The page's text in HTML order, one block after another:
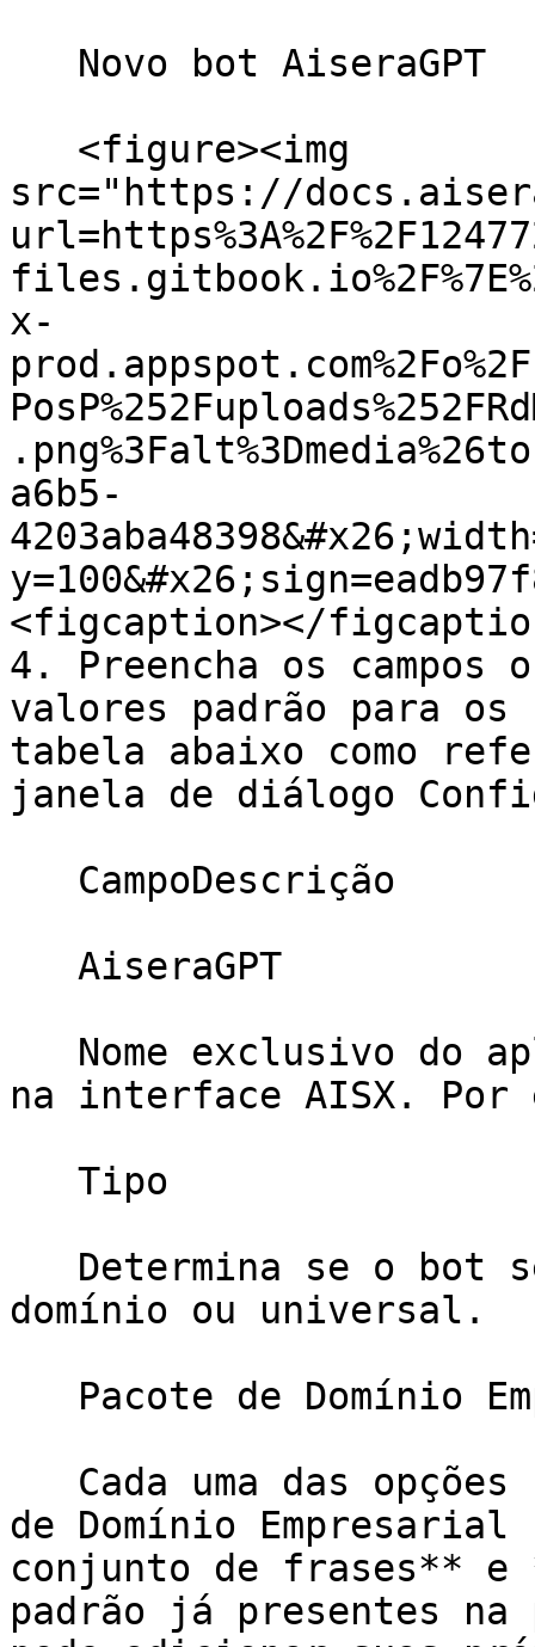
src="https://
x-
a6b5-
<figcaption></
4. Preencha os
valores padrão para
tabela abaixo como
janela de diálogo
na interface AISX. Por
domínio ou universal.
de Domínio Empresarial
conjunto de frases** e
padrão já presentes